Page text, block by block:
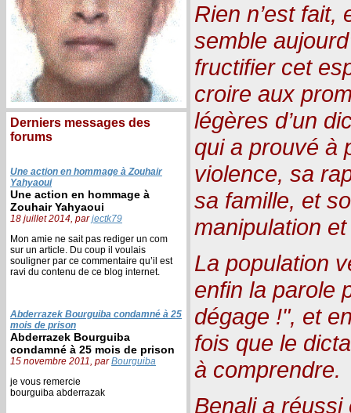
Derniers messages des
forums
Une action en hommage à Zouhair
Yahyaoui
Une action en hommage à
Zouhair Yahyaoui
18 juillet 2014, parjectk79
Mon amie ne sait pas rediger un com
sur un article. Du coup il voulais
souligner par ce commentaire qu’il est
ravi du contenu de ce blog internet.
Abderrazek Bourguiba condamné à 25
mois de prison
Abderrazek Bourguiba
condamné à 25 mois de prison
15 novembre 2011, parBourguiba
je vous remercie
bourguiba abderrazak
Rien n’est fait,
semble
fructifier cet
croire aux
légères d’un
qui a prouvé à
violence, sa
sa famille, et
manipulation
La population
enfin la parole
dégage !", et
fois que le
à comprendre.
Benali a